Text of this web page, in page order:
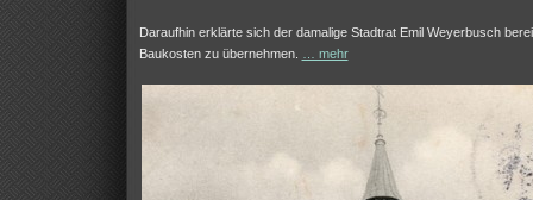
Daraufhin erklärte sich der damalige Stadtrat Emil Weyerbusch
Baukosten zu übernehmen.
… mehr